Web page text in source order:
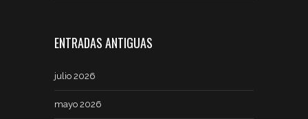
ENTRADAS ANTIGUAS
julio 2026
mayo 2026